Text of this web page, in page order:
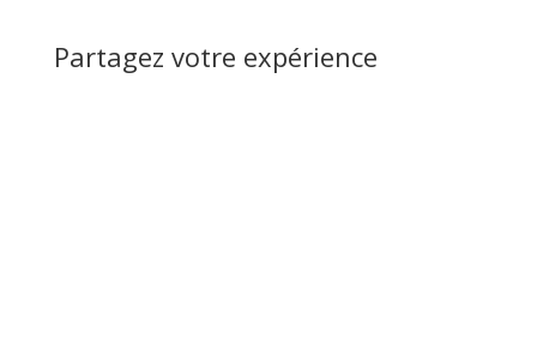
Partagez votre expérience